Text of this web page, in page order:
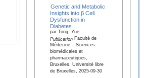
Genetic and Metabolic
Insights into β Cell
Dysfunction in
Diabetes
par Tong, Yue
PublicationFaculté de
Médecine – Sciences
biomédicales et
pharmaceutiques,
Bruxelles, Université libre
de Bruxelles, 2025-09-30